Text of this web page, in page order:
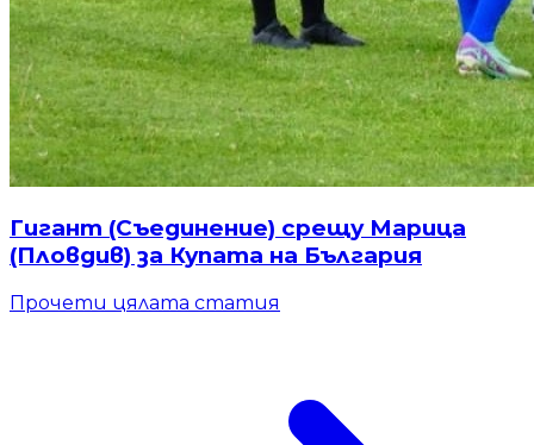
Гигант (Съединение) срещу Марица
(Пловдив) за Купата на България
Прочети цялата статия